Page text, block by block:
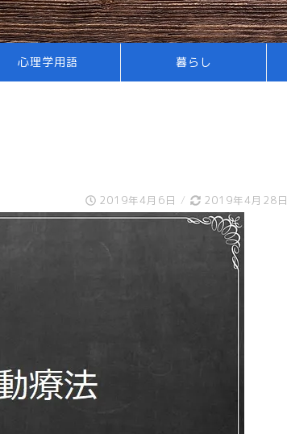
心理学用語 暮らし
2019年4月6日 / 2019年4月28日